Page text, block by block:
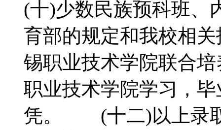
(十)少数民族预科班、
育部的规定和我校相
锡职业技术学院联合
职业技术学院学习，
凭。 (十二)以上录取